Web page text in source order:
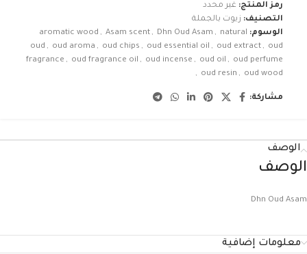
رمز المنتج: غير محدد
التصنيف: زيوت بالجملة
الوسوم:
aromatic wood , Asam scent , Dhn Oud Asam , natural
oud , oud aroma , oud chips , oud essential oil , oud extract , oud
fragrance , oud fragrance oil , oud incense , oud oil , oud perfume
, oud resin , oud wood
مشاركة:
الوصف
الوصف
Dhn Oud Asam
معلومات إضافية